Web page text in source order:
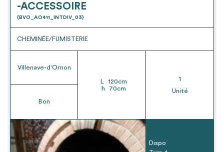
-ACCESSOIRE
(BVO_AO411_INTDIV_03)
CHEMINÉE/FUMISTERIE
Villenave-d'Ornon
Bon
L 120cm
h
70cm
1
Unité
Dispo